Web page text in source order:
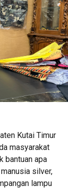
Kutai Timur
masyarakat
bantuan apa
silver,
lampu